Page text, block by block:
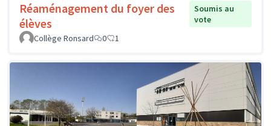
Réaménagement du foyer des
élèves
Soumis au
vote
Collège Ronsard
0 1